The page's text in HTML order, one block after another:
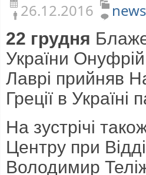
Официальная хроника
СОЦИАЛЬНОЕ
СЛУЖЕНИЕ
Церковь и власть
Церковь и общество
Церковь и СМИ
26.12.2016
news
22 грудня
України
Лаврі прийняв
Греції в Україні
На зустрічі
Центру при
Володимир